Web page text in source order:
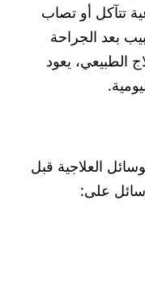
تتآكل أو تصاب
بعد الجراحة
الطبيعي، يعود
العلاجية قبل
على: